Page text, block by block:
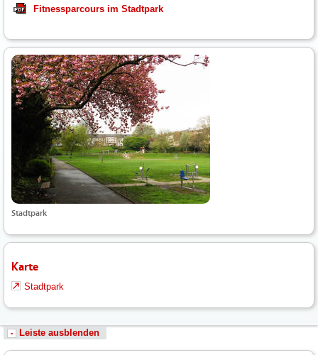
Fitnessparcours im Stadtpark
Stadtpark
Karte
Stadtpark
Leiste ausblenden